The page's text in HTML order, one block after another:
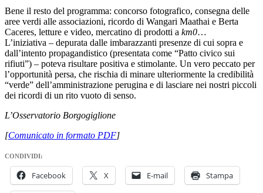
Bene il resto del programma: concorso fotografico, consegna delle
aree verdi alle associazioni, ricordo di Wangari Maathai e Berta
Caceres, letture e video, mercatino di prodotti a km0…
L’iniziativa – depurata dalle imbarazzanti presenze di cui sopra e
dall’intento propagandistico (presentata come “Patto civico sui
rifiuti”) – poteva risultare positiva e stimolante. Un vero peccato per
l’opportunità persa, che rischia di minare ulteriormente la credibilità
“verde” dell’amministrazione perugina e di lasciare nei nostri piccoli
dei ricordi di un rito vuoto di senso.
L’Osservatorio Borgogiglione
[Comunicato in formato PDF]
CONDIVIDI:
Facebook X E-mail Stampa